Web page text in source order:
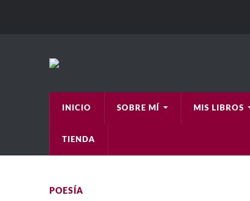
INICIO SOBRE MÍ MIS LIBROS
TIENDA
POESÍA